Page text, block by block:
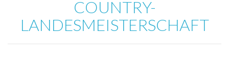
COUNTRY-
LANDESMEISTERSCHAFT